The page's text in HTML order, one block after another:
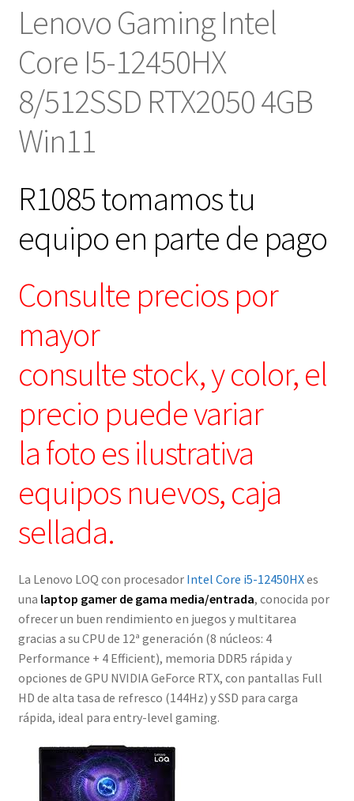
Lenovo Gaming Intel
Core I5-12450HX
8/512SSD RTX2050 4GB
Win11
R1085 tomamos tu
equipo en parte de pago
Consulte precios por
mayor
consulte stock, y color, el
precio puede variar
la foto es ilustrativa
equipos nuevos, caja
sellada.
La Lenovo LOQ con procesador Intel Core i5-12450HXes
una laptop gamer de gama media/entrada, conocida por
ofrecer un buen rendimiento en juegos y multitarea
gracias a su CPU de 12ª generación (8 núcleos: 4
Performance + 4 Efficient), memoria DDR5 rápida y
opciones de GPU NVIDIA GeForce RTX, con pantallas Full
HD de alta tasa de refresco (144Hz) y SSD para carga
rápida, ideal para entry-level gaming.